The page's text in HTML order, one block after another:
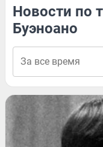
Новости по
Буэноано